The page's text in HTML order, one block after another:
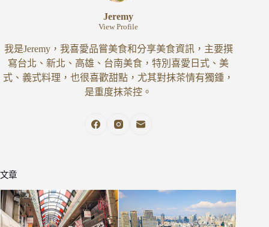
Jeremy
View Profile
我是Jeremy，我喜愛品嘗美食和分享美食資訊，主要撰
寫台北、新北、高雄、台南美食，特別喜愛日式、美
式、義式料理，也很喜歡甜點，尤其對抹茶情有獨鍾，
是重度抹茶控。
文章